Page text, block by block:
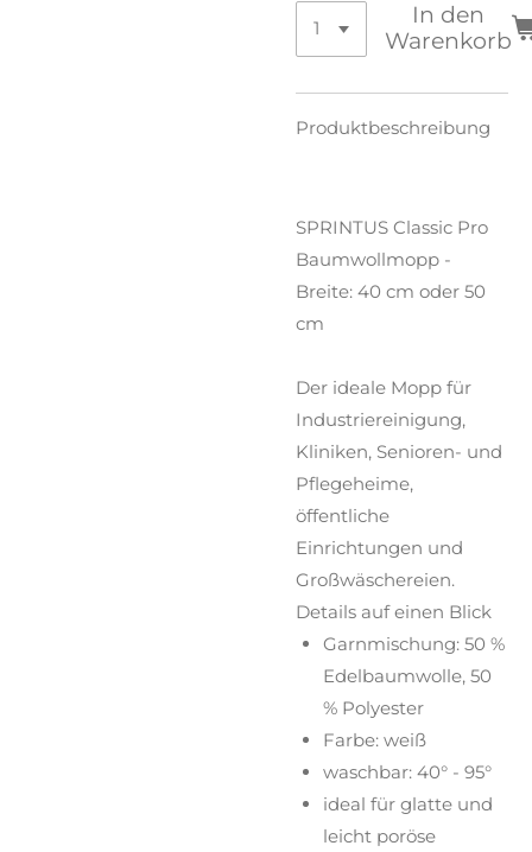
In den
Warenkorb
Produktbeschreibung
SPRINTUS Classic Pro
Baumwollmopp -
Breite: 40 cm oder 50
cm
Der ideale Mopp für
Industriereinigung,
Kliniken, Senioren- und
Pflegeheime,
öffentliche
Einrichtungen und
Großwäschereien.
Details auf einen Blick
Garnmischung: 50 %
Edelbaumwolle, 50
% Polyester
Farbe: weiß
waschbar: 40° - 95°
ideal für glatte und
leicht poröse